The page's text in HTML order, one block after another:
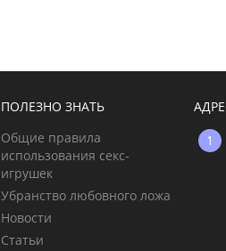
ПОЛЕЗНО ЗНАТЬ
Общие правила
использования секс-
игрушек
Убранство любовного ложа
Новости
Статьи